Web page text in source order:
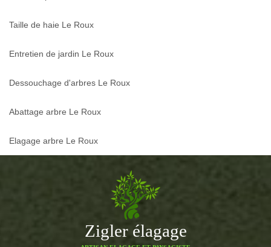
Taille de haie Le Roux
Entretien de jardin Le Roux
Dessouchage d'arbres Le Roux
Abattage arbre Le Roux
Elagage arbre Le Roux
Zigler élagage